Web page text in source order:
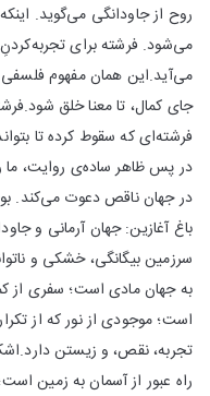
روح از جاودانگی می‌گوید.
می‌شود. فرشته برای
می‌آید.این همان مفهوم
جای کمال، تا معنا خلق
فرشته‌ای که سقوط کرده تا
در پس ظاهر ساده‌ی روایت، ما
در جهان ناقص دعوت می‌کند.
باغ آغازین: جهان آرمانی و
سرزمین بیگانگی، خشکی و
به جهان مادی است؛ سفری از
است؛ موجودی از نور که از
تجربه، نقص، و زیستن
راه عبور از آسمان به زمین